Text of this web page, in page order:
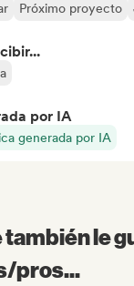
Próximo proyecto
por IA
generada por IA
también le
pros...